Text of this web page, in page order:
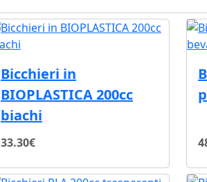
Bicchieri in
BIOPLASTICA 200cc
biachi
33.30€